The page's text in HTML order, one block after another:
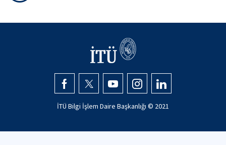
İTÜ Bilgi İşlem Daire Başkanlığı © 2021